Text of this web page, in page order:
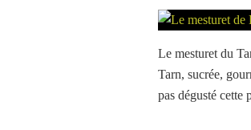
Le mesturet du
Tarn, sucrée,
pas dégusté cette